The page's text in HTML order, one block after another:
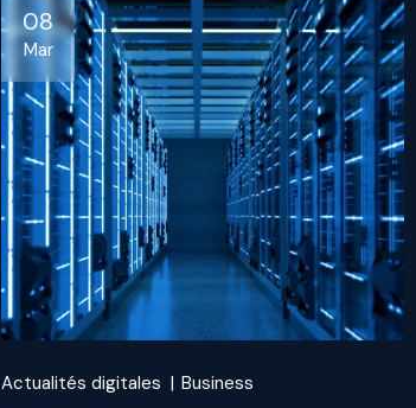
08
Mar
Actualités digitales Business